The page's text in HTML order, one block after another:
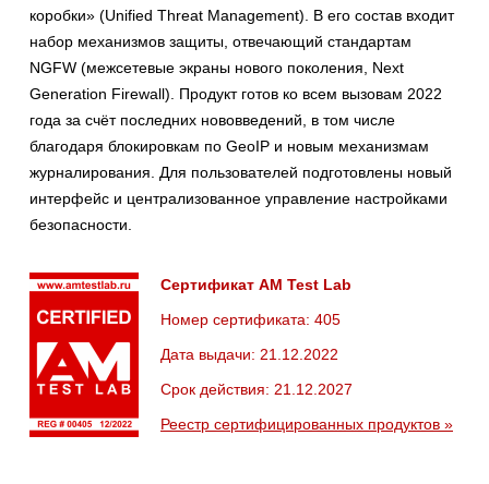
коробки» (Unified Threat Management). В его состав входит
набор механизмов защиты, отвечающий стандартам
NGFW (межсетевые экраны нового поколения, Next
Generation Firewall). Продукт готов ко всем вызовам 2022
года за счёт последних нововведений, в том числе
благодаря блокировкам по GeoIP и новым механизмам
журналирования. Для пользователей подготовлены новый
интерфейс и централизованное управление настройками
безопасности.
Сертификат AM Test Lab
Номер сертификата: 405
Дата выдачи: 21.12.2022
Срок действия: 21.12.2027
Реестр сертифицированных продуктов »